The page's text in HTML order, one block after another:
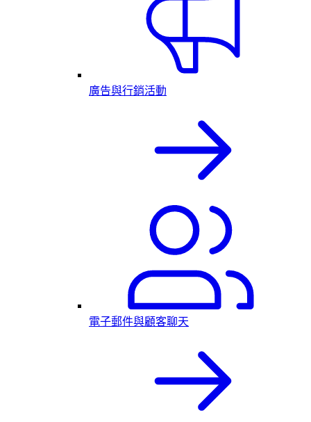
廣告與行銷活動
電子郵件與顧客聊天